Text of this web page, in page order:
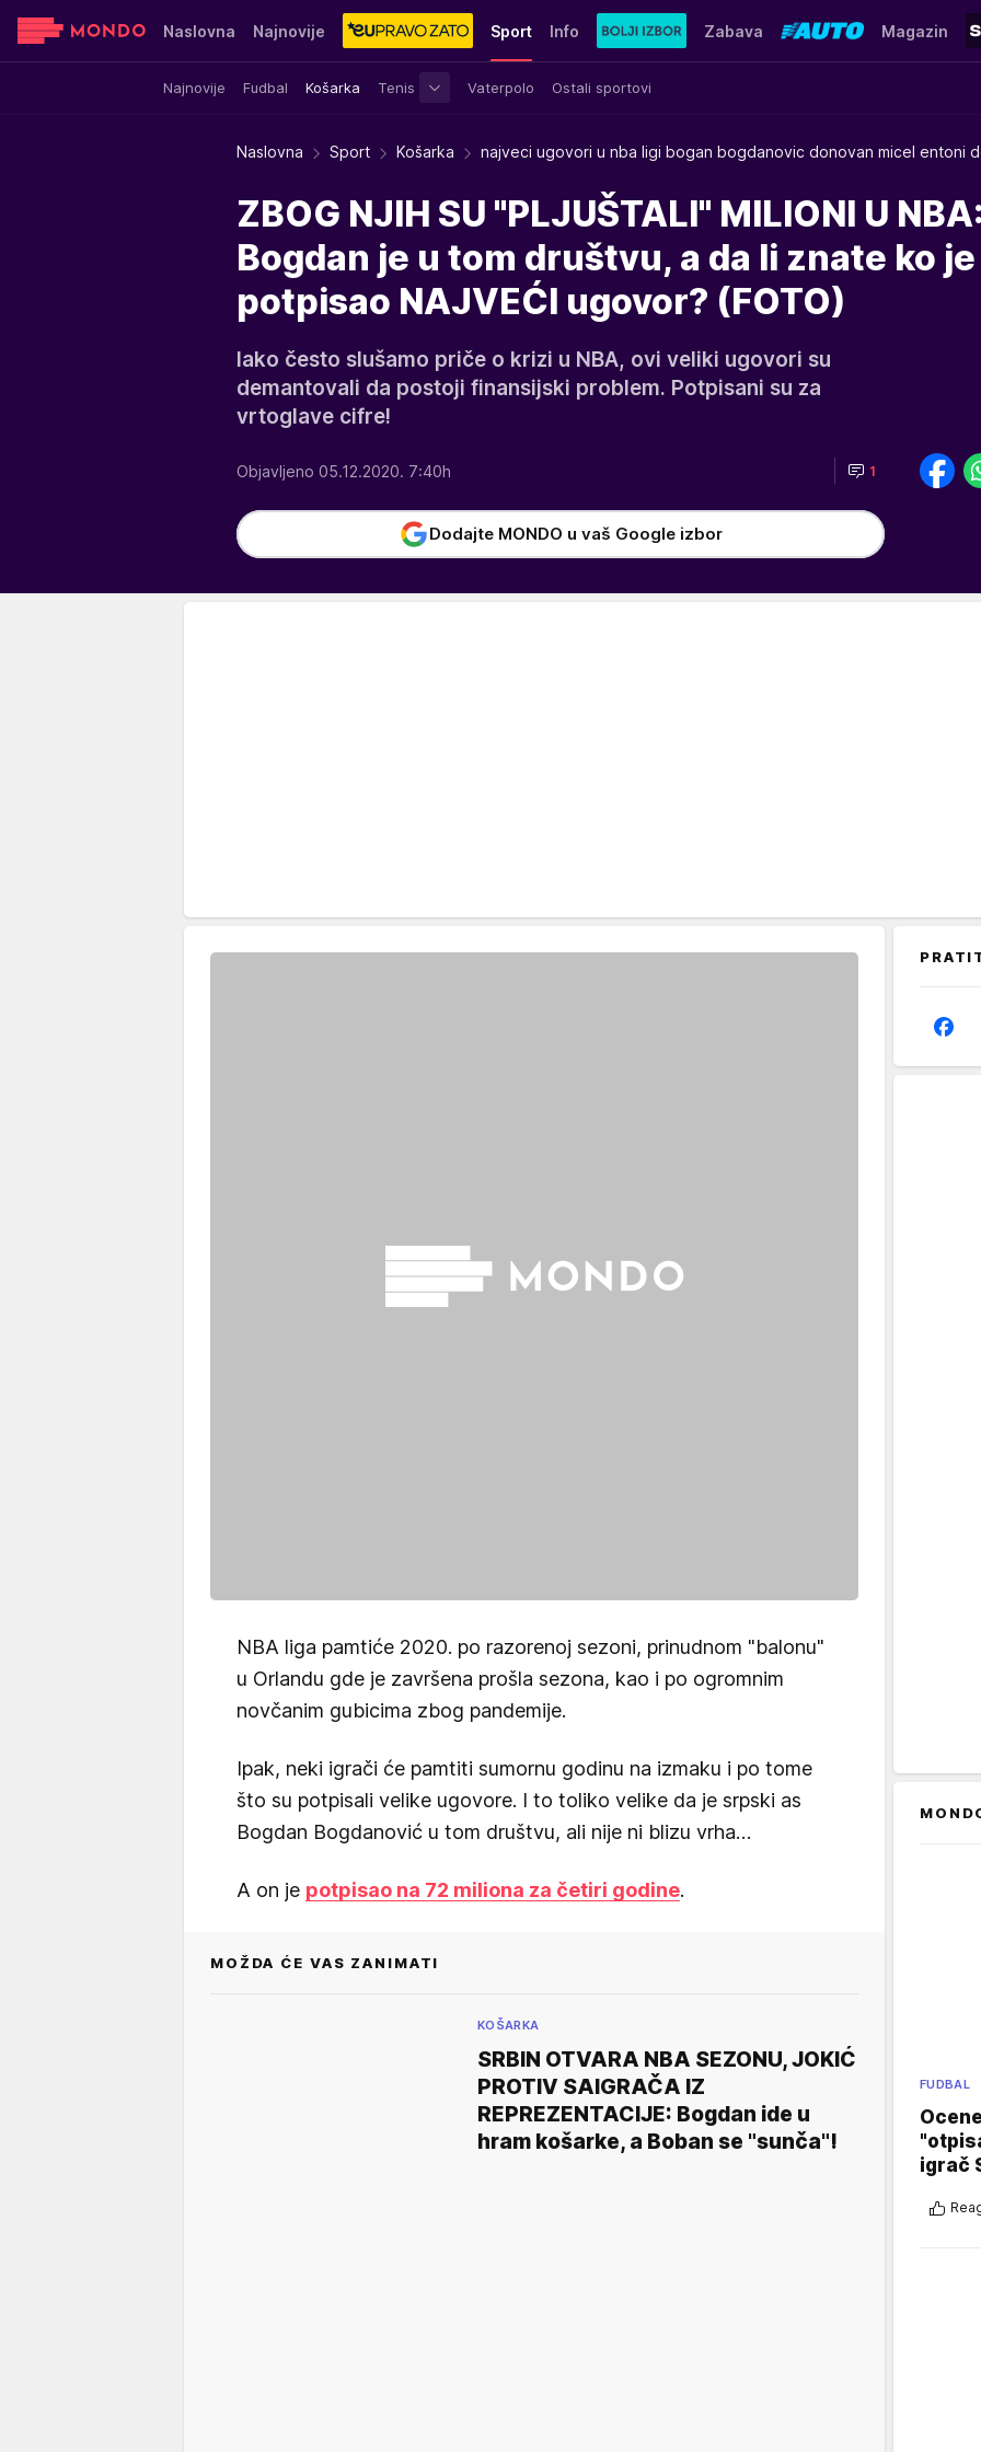
Naslovna Najnovije Sport
Najnovije Fudbal Košarka Tenis Vaterpolo Ostali sportovi
Info Zabava Magazin
Sensa Stvar ukusa Yumama
Naslovna Sport Košarka najveci ugovori u nba ligi bogan bogdanovic donovan micel entoni
ZBOG NJIH SU "PLJUŠTALI" MILIONI U
Bogdan je u tom društvu, a da li znate ko je
potpisao NAJVEĆI ugovor? (FOTO)
Iako često slušamo priče o krizi u NBA, ovi veliki ugovori su
demantovali da postoji finansijski problem. Potpisani su za
vrtoglave cifre!
Objavljeno 05.12.2020. 7:40h 1
Dodajte MONDO u vaš Google izbor
NBA liga pamtiće 2020. po razorenoj sezoni, prinudnom "balonu"
u Orlandu gde je završena prošla sezona, kao i po ogromnim
novčanim gubicima zbog pandemije.
Ipak, neki igrači će pamtiti sumornu godinu na izmaku i po tome
što su potpisali velike ugovore. I to toliko velike da je srpski as
Bogdan Bogdanović u tom društvu, ali nije ni blizu vrha…
A on je potpisao na 72 miliona za četiri godine.
MOŽDA ĆE VAS ZANIMATI
KOŠARKA
SRBIN OTVARA NBA SEZONU, JOKIĆ
PROTIV SAIGRAČA IZ
REPREZENTACIJE: Bogdan ide u
hram košarke, a Boban se "sunča"!
FUDBAL
igrač